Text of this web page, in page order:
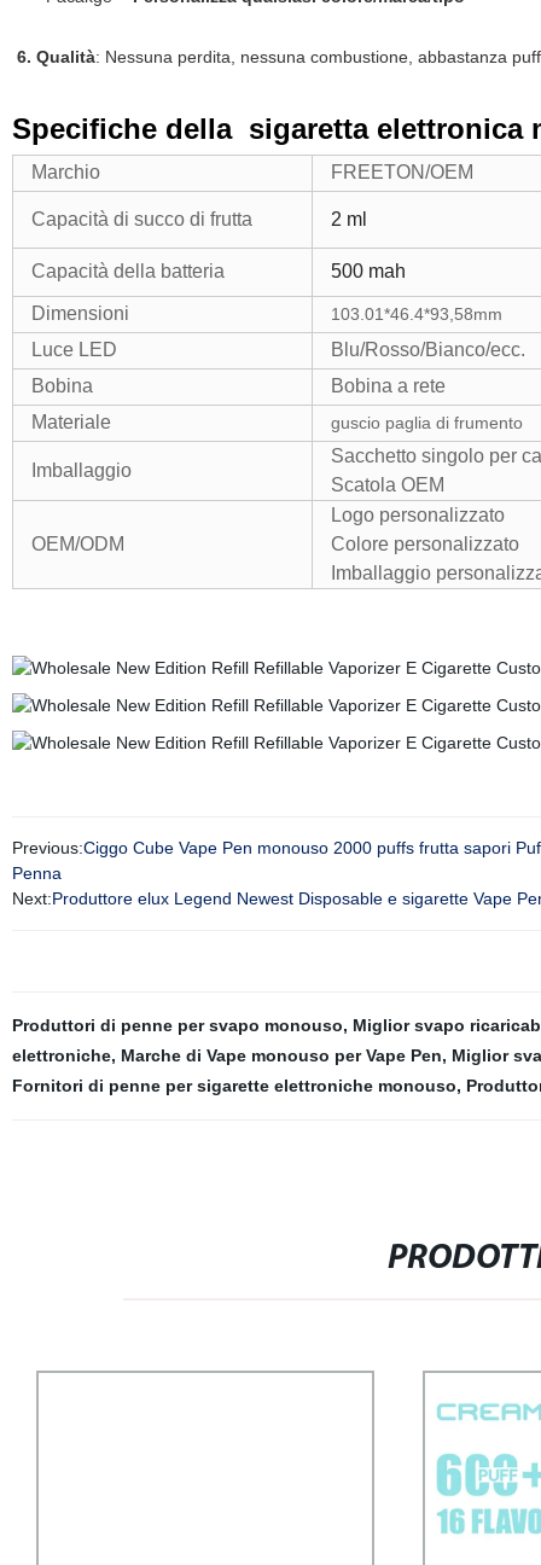
6. Qualità: Nessuna perdita, nessuna combustione, abbastanza
Specifiche della sigaretta elettronica
Marchio FREETON/OEM
Capacità di succo di frutta 2 ml
Capacità della batteria 500 mah
Dimensioni 103.01*46.4*93,58mm
Luce LED
Blu/Rosso/Bianco/ecc.
Bobina
Bobina a rete
Materiale
guscio paglia di frumento
Imballaggio
Sacchetto singolo per
Scatola OEM
OEM/ODM
Logo personalizzato
Colore personalizzato
Imballaggio
Previous:Ciggo Cube Vape Pen monouso 2000 puffs frutta sapori
Penna
Next:Produttore elux Legend Newest Disposable e sigarette Vape
Produttori di penne per svapo monouso, Miglior svapo
elettroniche, Marche di Vape monouso per Vape Pen, Miglior
Fornitori di penne per sigarette elettroniche monouso,